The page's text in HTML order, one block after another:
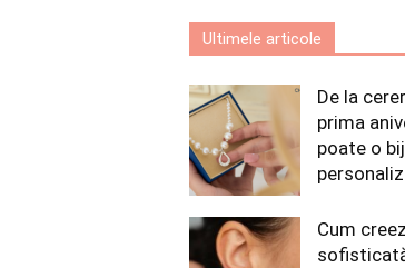
Ultimele articole
De la
prima
poate o
Cum